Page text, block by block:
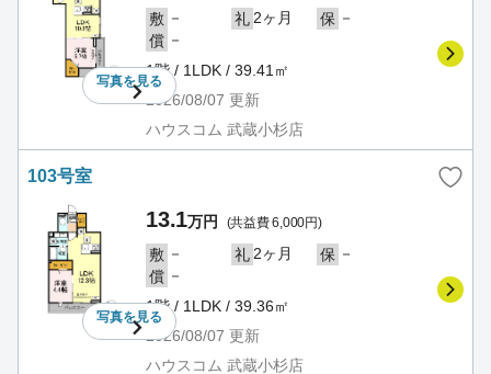
写真を見る
敷 － 礼 2ヶ月 保 －
償 －
1階 / 1LDK / 39.41㎡
2026/08/07 更新
ハウスコム 武蔵小杉店
103号室
写真を見る
13.1万円 (共益費 6,000円)
敷 － 礼 2ヶ月 保 －
償 －
1階 / 1LDK / 39.36㎡
2026/08/07 更新
ハウスコム 武蔵小杉店